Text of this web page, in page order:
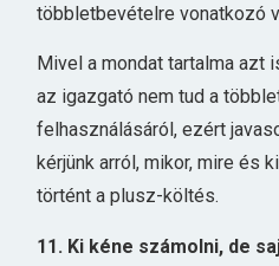
többletbevételre vonatkozó
Mivel a mondat tartalma azt
az igazgató nem tud a
felhasználásáról, ezért
kérjünk arról, mikor, mire és
történt a plusz-költés.
11. Ki kéne számolni, de